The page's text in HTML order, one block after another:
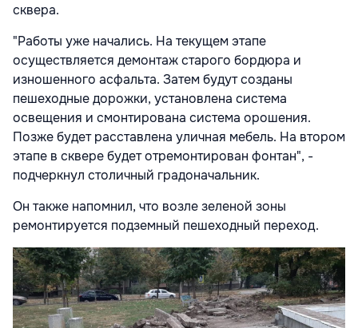
сквера.
"Работы уже начались. На текущем этапе
осуществляется демонтаж старого бордюра и
изношенного асфальта. Затем будут созданы
пешеходные дорожки, установлена система
освещения и смонтирована система орошения.
Позже будет расставлена уличная мебель. На втором
этапе в сквере будет отремонтирован фонтан", -
подчеркнул столичный градоначальник.
Он также напомнил, что возле зеленой зоны
ремонтируется подземный пешеходный переход.